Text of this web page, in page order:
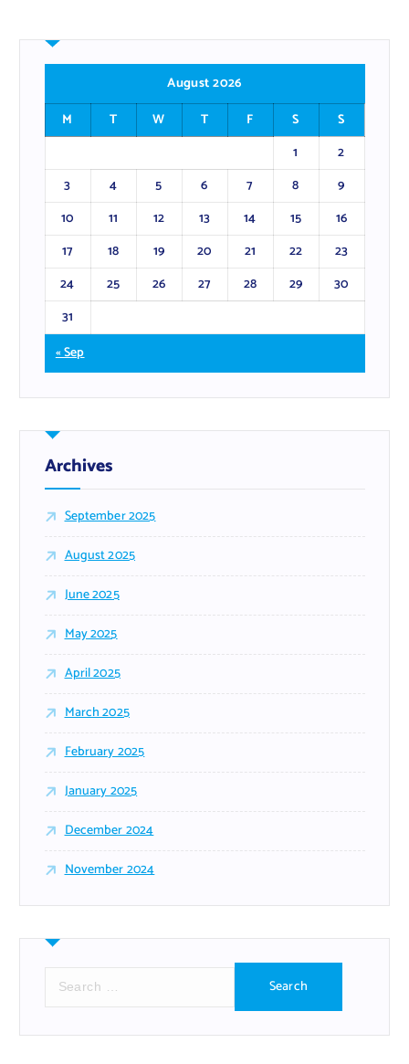
August 2026
M
T W T F S
S
1
2
3
4 5 6 7 8
9
10
11 12 13 14 15
16
17
18 19 20 21 22
23
24
25 26 27 28 29
30
31
« Sep
Archives
September 2025
August 2025
June 2025
May 2025
April 2025
March 2025
February 2025
January 2025
December 2024
November 2024
r